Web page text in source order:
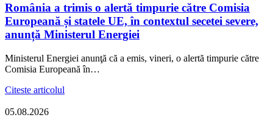
România a trimis o alertă timpurie către Comisia
Europeană și statele UE, în contextul secetei severe,
anunță Ministerul Energiei
Ministerul Energiei anunţă că a emis, vineri, o alertă timpurie către
Comisia Europeană în…
Citeste articolul
05.08.2026